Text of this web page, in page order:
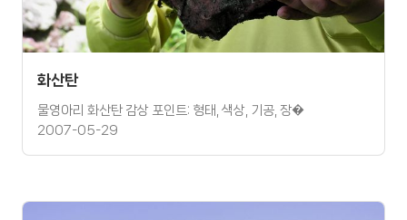
화산탄
물영아리 화산탄 감상 포인트: 형태, 색상, 기공, 장�
2007-05-29